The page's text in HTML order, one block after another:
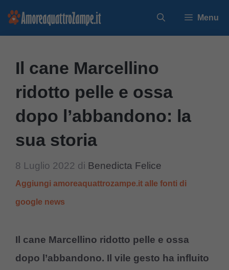
Vai
Menu
Il cane Marcellino
ridotto pelle e ossa
dopo l’abbandono: la
sua storia
8 Luglio 2022 di Benedicta Felice
Aggiungi amoreaquattrozampe.it alle fonti di
google news
Il cane Marcellino ridotto pelle e ossa
dopo l’abbandono. Il vile gesto ha influito